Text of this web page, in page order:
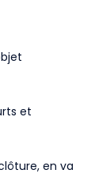
et
en va